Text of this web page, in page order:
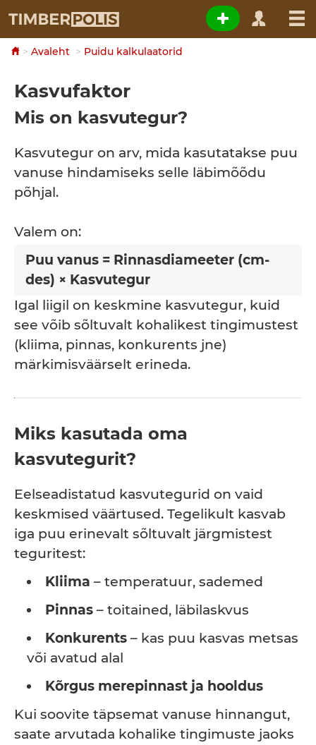
Avaleht Puidu kalkulaatorid
Kasvufaktor
Mis on kasvutegur?
Kasvutegur on arv, mida kasutatakse puu
vanuse hindamiseks selle läbimõõdu
põhjal.
Valem on:
Puu vanus = Rinnasdiameeter (cm-
des) × Kasvutegur
Igal liigil on keskmine kasvutegur, kuid
see võib sõltuvalt kohalikest tingimustest
(kliima, pinnas, konkurents jne)
märkimisväärselt erineda.
Miks kasutada oma
kasvutegurit?
Eelseadistatud kasvutegurid on vaid
keskmised väärtused. Tegelikult kasvab
iga puu erinevalt sõltuvalt järgmistest
teguritest:
Kliima – temperatuur, sademed
Pinnas – toitained, läbilaskvus
Konkurents – kas puu kasvas metsas
või avatud alal
Kõrgus merepinnast ja hooldus
Kui soovite täpsemat vanuse hinnangut,
saate arvutada kohalike tingimuste jaoks